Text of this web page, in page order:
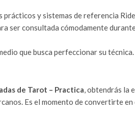
prácticos y sistemas de referencia
ser consultada cómodamente
que busca perfeccionar su técnica.
de Tarot – Practica, obtendrás la
Es el momento de convertirte